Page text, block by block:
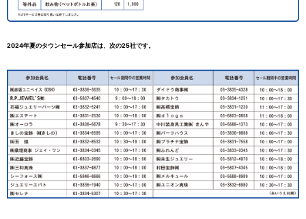
2024年夏のタウンセール参加店は、次の25社です。